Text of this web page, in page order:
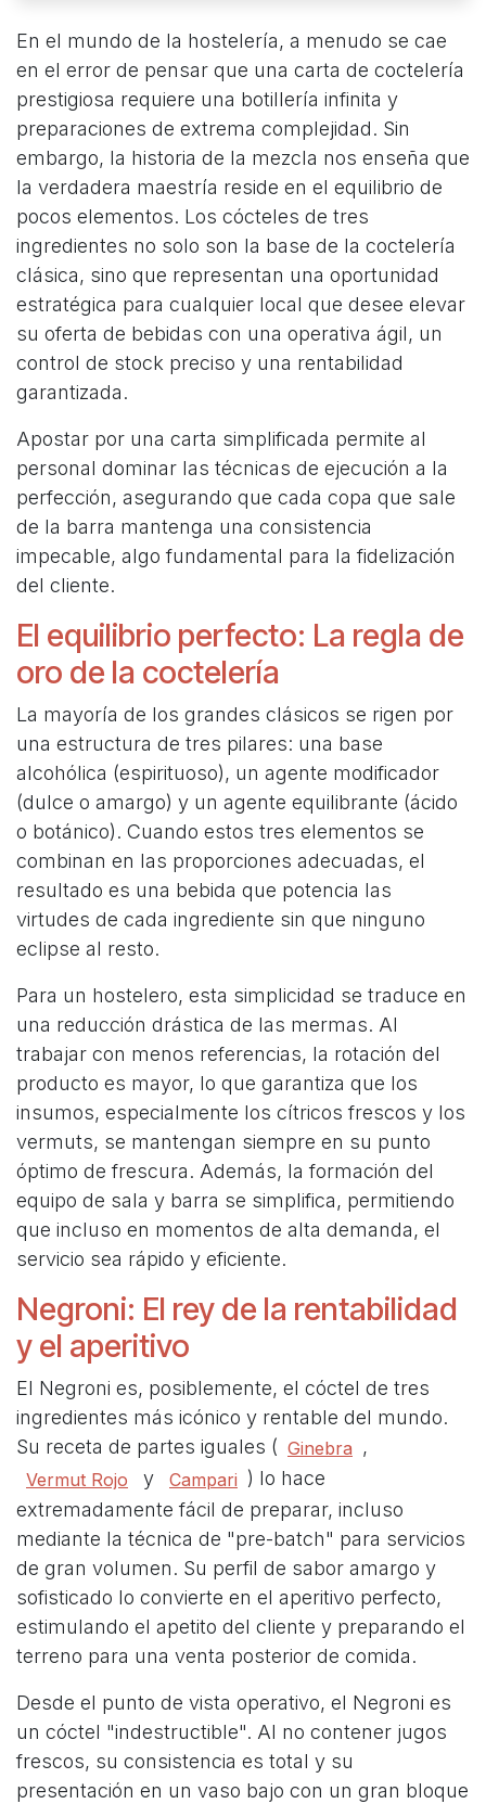
En el mundo de la hostelería, a menudo se cae
en el error de pensar que una carta de coctelería
prestigiosa requiere una botillería infinita y
preparaciones de extrema complejidad. Sin
embargo, la historia de la mezcla nos enseña que
la verdadera maestría reside en el equilibrio de
pocos elementos. Los cócteles de tres
ingredientes no solo son la base de la coctelería
clásica, sino que representan una oportunidad
estratégica para cualquier local que desee elevar
su oferta de bebidas con una operativa ágil, un
control de stock preciso y una rentabilidad
garantizada.
Apostar por una carta simplificada permite al
personal dominar las técnicas de ejecución a la
perfección, asegurando que cada copa que sale
de la barra mantenga una consistencia
impecable, algo fundamental para la fidelización
del cliente.
El equilibrio perfecto: La regla de
oro de la coctelería
La mayoría de los grandes clásicos se rigen por
una estructura de tres pilares: una base
alcohólica (espirituoso), un agente modificador
(dulce o amargo) y un agente equilibrante (ácido
o botánico). Cuando estos tres elementos se
combinan en las proporciones adecuadas, el
resultado es una bebida que potencia las
virtudes de cada ingrediente sin que ninguno
eclipse al resto.
Para un hostelero, esta simplicidad se traduce en
una reducción drástica de las mermas. Al
trabajar con menos referencias, la rotación del
producto es mayor, lo que garantiza que los
insumos, especialmente los cítricos frescos y los
vermuts, se mantengan siempre en su punto
óptimo de frescura. Además, la formación del
equipo de sala y barra se simplifica, permitiendo
que incluso en momentos de alta demanda, el
servicio sea rápido y eficiente.
Negroni: El rey de la rentabilidad
y el aperitivo
El Negroni es, posiblemente, el cóctel de tres
ingredientes más icónico y rentable del mundo.
Su receta de partes iguales ( Ginebra ,
Vermut Rojo y Campari ) lo hace
extremadamente fácil de preparar, incluso
mediante la técnica de "pre-batch" para servicios
de gran volumen. Su perfil de sabor amargo y
sofisticado lo convierte en el aperitivo perfecto,
estimulando el apetito del cliente y preparando el
terreno para una venta posterior de comida.
Desde el punto de vista operativo, el Negroni es
un cóctel "indestructible". Al no contener jugos
frescos, su consistencia es total y su
presentación en un vaso bajo con un gran bloque